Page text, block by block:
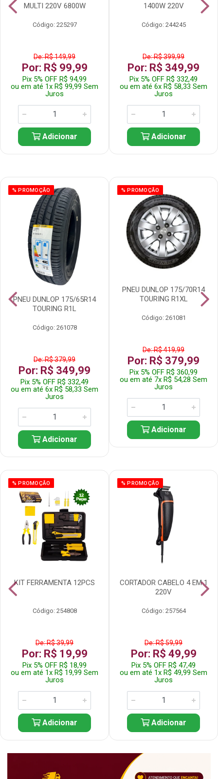
MULTI 220V 6800W
Código: 225297
De: R$ 149,99
Por: R$ 99,99
Pix 5% OFF R$ 94,99
ou em até 1x R$ 99,99 Sem
Juros
Adicionar
1400W 220V
Código: 244245
De: R$ 399,99
Por: R$ 349,99
Pix 5% OFF R$ 332,49
ou em até 6x R$ 58,33 Sem
Juros
Adicionar
% PROMOÇÃO
PNEU DUNLOP 175/65R14
TOURING R1L
Código: 261078
De: R$ 379,99
Por: R$ 349,99
Pix 5% OFF R$ 332,49
ou em até 6x R$ 58,33 Sem
Juros
Adicionar
% PROMOÇÃO
PNEU DUNLOP 175/70R14
TOURING R1XL
Código: 261081
De: R$ 419,99
Por: R$ 379,99
Pix 5% OFF R$ 360,99
ou em até 7x R$ 54,28 Sem
Juros
Adicionar
% PROMOÇÃO
KIT FERRAMENTA 12PCS
Código: 254808
De: R$ 39,99
Por: R$ 19,99
Pix 5% OFF R$ 18,99
ou em até 1x R$ 19,99 Sem
Juros
Adicionar
% PROMOÇÃO
CORTADOR CABELO 4 EM 1
220V
Código: 257564
De: R$ 59,99
Por: R$ 49,99
Pix 5% OFF R$ 47,49
ou em até 1x R$ 49,99 Sem
Juros
Adicionar